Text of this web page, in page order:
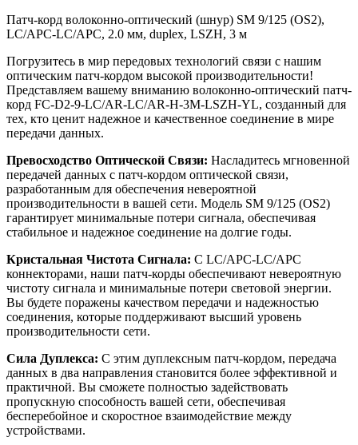
Патч-корд волоконно-оптический (шнур) SM 9/125 (OS2),
LC/APC-LC/APC, 2.0 мм, duplex, LSZH, 3 м
Погрузитесь в мир передовых технологий связи с нашим
оптическим патч-кордом высокой производительности!
Представляем вашему вниманию волоконно-оптический патч-
корд FC-D2-9-LC/AR-LC/AR-H-3M-LSZH-YL, созданный для
тех, кто ценит надежное и качественное соединение в мире
передачи данных.
Превосходство Оптической Связи: Насладитесь мгновенной
передачей данных с патч-кордом оптической связи,
разработанным для обеспечения невероятной
производительности в вашей сети. Модель SM 9/125 (OS2)
гарантирует минимальные потери сигнала, обеспечивая
стабильное и надежное соединение на долгие годы.
Кристальная Чистота Сигнала: С LC/APC-LC/APC
коннекторами, наши патч-корды обеспечивают невероятную
чистоту сигнала и минимальные потери световой энергии.
Вы будете поражены качеством передачи и надежностью
соединения, которые поддерживают высший уровень
производительности сети.
Сила Дуплекса: С этим дуплексным патч-кордом, передача
данных в два направления становится более эффективной и
практичной. Вы сможете полностью задействовать
пропускную способность вашей сети, обеспечивая
бесперебойное и скоростное взаимодействие между
устройствами.